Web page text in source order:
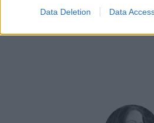
Data Deletion Data